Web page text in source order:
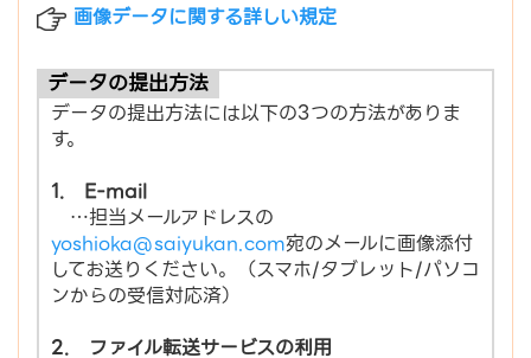
画像データに関する詳しい規定
データの提出方法
データの提出方法には以下の3つの方法がありま
す。
1. E-mail
…担当メールアドレスの
yoshioka@saiyukan.com宛のメールに画像添付
してお送りください。（スマホ/タブレット/パソコ
ンからの受信対応済）
2. ファイル転送サービスの利用